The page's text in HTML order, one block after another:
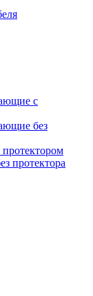
с
без
протектора